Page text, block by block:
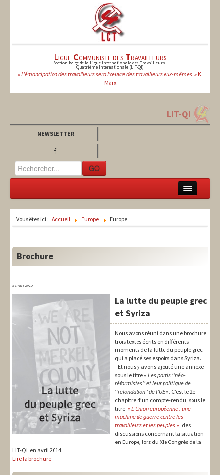
Ligue Communiste des Travailleurs
Section belge de la Ligue Internationale des Travailleurs -
Quatrième Internationale (LIT-QI)
« L'émancipation des travailleurs sera l'œuvre des travailleurs eux-mêmes. »K.
Marx
LIT-QI
NEWSLETTER
GO
Europe
International
Syndical
Vous êtes ici : Accueil Europe Europe
Brochure
9 mars 2015
La lutte du peuple grec
et Syriza
Nous avons réuni dans une brochure
trois textes écrits en différents
moments de la lutte du peuple grec
qui a placé ses espoirs dans Syriza.
Et nous y avons ajouté une annexe
sous le titre « Les partis ‘‘néo-
réformistes’’ et leur politique de
‘‘refondation’’ de l’UE». C’est le 2e
chapitre d’un compte-rendu, sous le
titre « L’Union européenne : une
machine de guerre contre les
travailleurs et les peuples », des
discussions concernant la situation
en Europe, lors du XIe Congrès de la
LIT-QI, en avril 2014.
Lire la brochure